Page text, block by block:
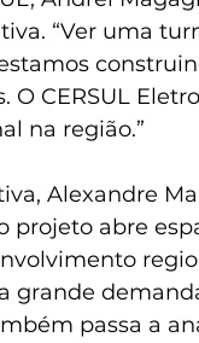
“Ver uma
O CERSUL
na região.”
Alexandre
projeto abre
grande
passa a